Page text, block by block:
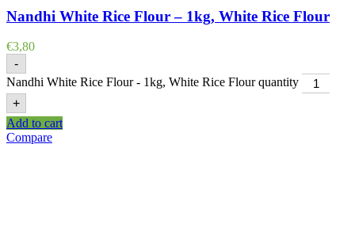
Nandhi White Rice Flour – 1kg, White Rice Flour
€3,80
-
Nandhi White Rice Flour - 1kg, White Rice Flour quantity
+
Add to cart
Compare